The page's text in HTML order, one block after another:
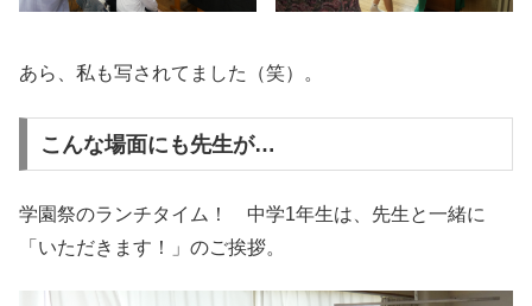
あら、私も写されてました（笑）。
こんな場面にも先生が…
学園祭のランチタイム！ 中学1年生は、先生と一緒に
「いただきます！」のご挨拶。